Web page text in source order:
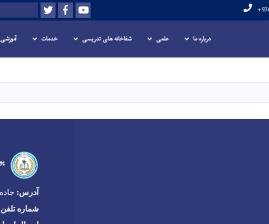
content
Youtube
Facebook
Twitter
Search
درباره ما علمی شفاخانه های تدریسی خدمات
آدرس: جاده
شماره تلفن